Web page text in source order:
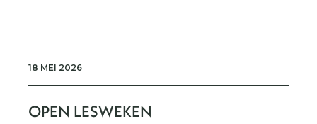
18 MEI 2026
OPEN LESWEKEN